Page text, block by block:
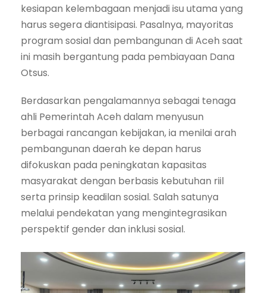
kesiapan kelembagaan menjadi isu utama yang
harus segera diantisipasi. Pasalnya, mayoritas
program sosial dan pembangunan di Aceh saat
ini masih bergantung pada pembiayaan Dana
Otsus.
Berdasarkan pengalamannya sebagai tenaga
ahli Pemerintah Aceh dalam menyusun
berbagai rancangan kebijakan, ia menilai arah
pembangunan daerah ke depan harus
difokuskan pada peningkatan kapasitas
masyarakat dengan berbasis kebutuhan riil
serta prinsip keadilan sosial. Salah satunya
melalui pendekatan yang mengintegrasikan
perspektif gender dan inklusi sosial.